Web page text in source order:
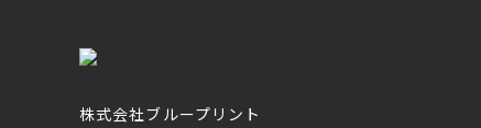
株式会社ブループリント